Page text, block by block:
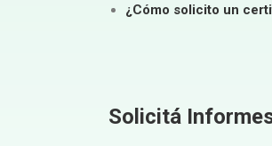
¿Cómo solicito un
Solicitá